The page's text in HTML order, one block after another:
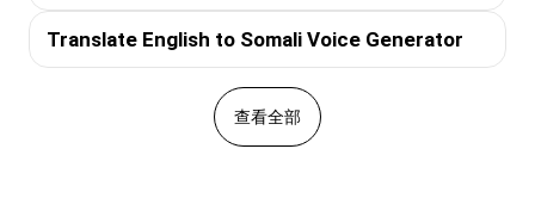
Translate English to Somali Voice Generator
查看全部